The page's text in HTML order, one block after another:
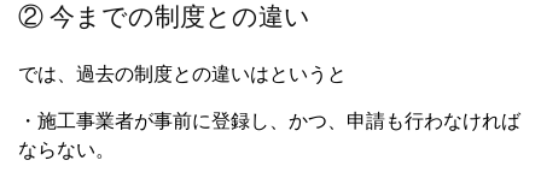
② 今までの制度との違い
では、過去の制度との違いはというと
・施工事業者が事前に登録し、かつ、申請も行わなければ
ならない。